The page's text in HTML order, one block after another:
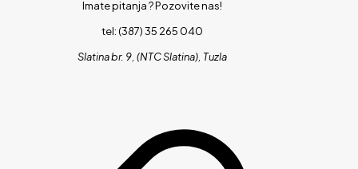
Imate pitanja ?Pozovite nas!
tel: (387) 35 265 040
Slatina br. 9, (NTC Slatina), Tuzla